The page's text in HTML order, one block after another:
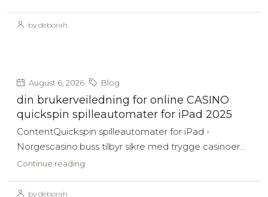
by deborah
August 6, 2026 Blog
din brukerveiledning for online CASINO
quickspin spilleautomater for iPad 2025
ContentQuickspin spilleautomater for iPad -
Norgescasino.buss tilbyr sikre med trygge casinoer...
Continue reading
by deborah